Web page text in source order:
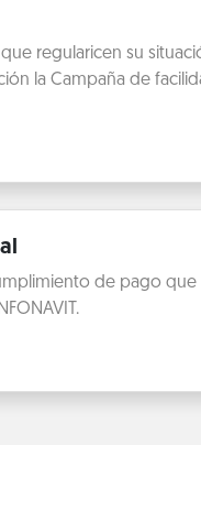
regularicen su
la Campaña de
de pago